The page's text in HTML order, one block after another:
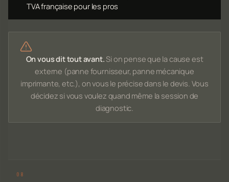
TVA française pour les pros
On vous dit tout avant.Si on pense que la cause est
externe (panne fournisseur, panne mécanique
imprimante, etc.), on vous le précise dans le devis. Vous
décidez si vous voulez quand même la session de
diagnostic.